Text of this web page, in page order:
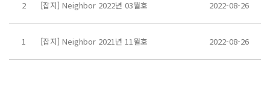
2 [잡지] Neighbor 2022년 03월호 2022-08-26
1 [잡지] Neighbor 2021년 11월호 2022-08-26